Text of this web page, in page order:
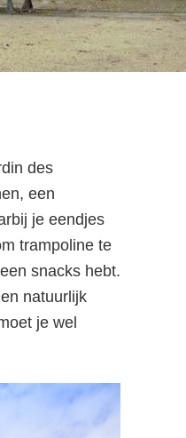
des
een
je eendjes
trampoline te
snacks hebt.
natuurlijk
je wel